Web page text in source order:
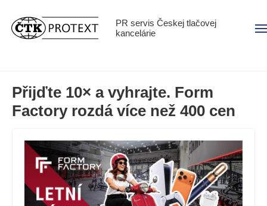
PR servis Českej tlačovej
kancelárie
Přijďte 10× a vyhrajte. Form
Factory rozdá více než 400 cen